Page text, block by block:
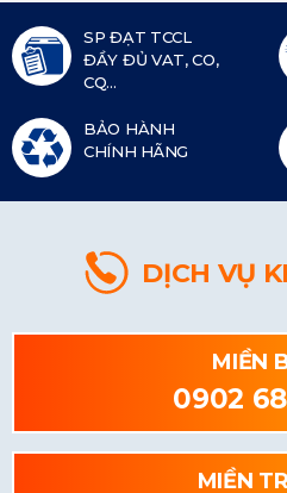
SP ĐẠT TCCL
ĐẦY ĐỦ VAT, CO,
CQ...
BẢO HÀNH
CHÍNH HÃNG
DỊCH VỤ
MIỀN
0902
MIỀN